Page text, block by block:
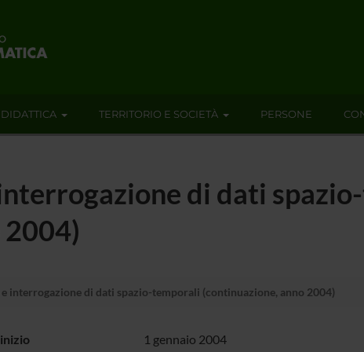
DIDATTICA TERRITORIO E SOCIETÀ PERSONE
di dati
interrogazione di dati spazio-temporali (continuazione, anno 2004)
1 gennaio 2004